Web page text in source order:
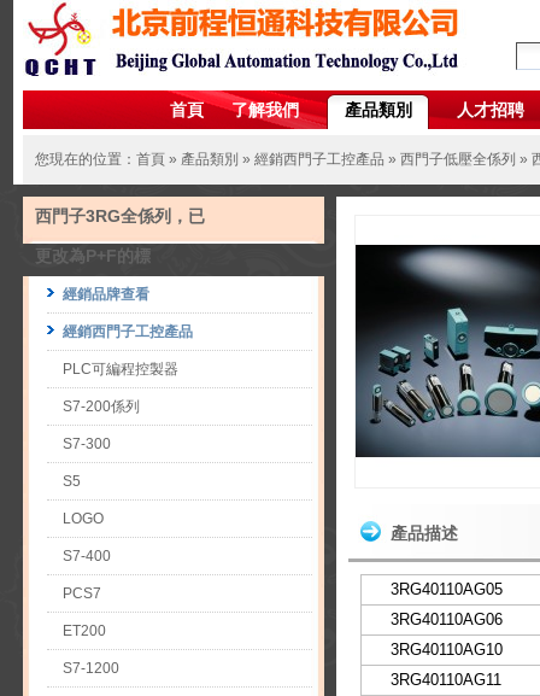
首頁 了解我們 產品類別 人才招聘
您現在的位置： 首頁 » 產品類別 » 經銷西門子工控產品 » 西門子低壓全係列 »
西門子3RG全係列，已
更改為P+F的標
經銷品牌查看
經銷西門子工控產品
PLC可編程控製器
S7-200係列
S7-300
S5
LOGO
S7-400
PCS7
ET200
S7-1200
產品描述
3RG40110AG05
3RG40110AG06
3RG40110AG10
3RG40110AG11